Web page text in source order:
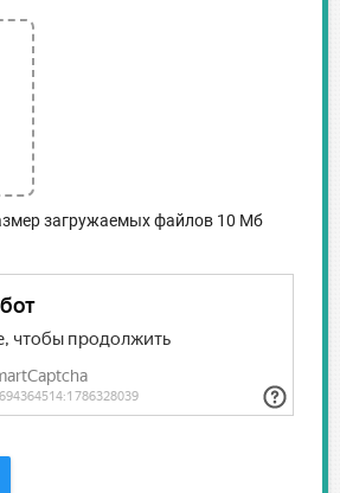
загружаемых файлов 10 Мб